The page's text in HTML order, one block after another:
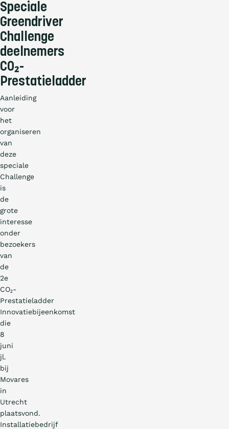
Speciale
Greendriver
Challenge
deelnemers
CO₂-
Prestatieladder
Aanleiding
voor
het
organiseren
van
deze
speciale
Challenge
is
de
grote
interesse
onder
bezoekers
van
de
2e
CO₂-
Prestatieladder
Innovatiebijeenkomst
die
8
juni
jl.
bij
Movares
in
Utrecht
plaatsvond.
Installatiebedrijf